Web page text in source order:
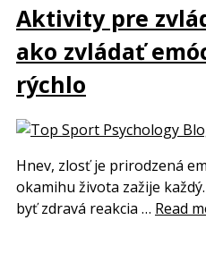
Aktivity pre
ako zvládať
rýchlo
Hnev, zlosť je prirodzená
okamihu života zažije
byť zdravá reakcia … Read